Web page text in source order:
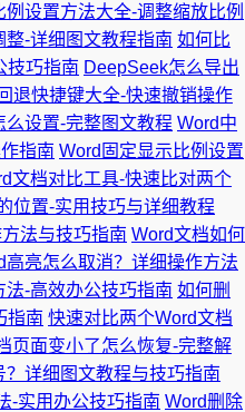
设置方法大全-调整缩放比例
-详细图文教程指南 如何比
技巧指南 DeepSeek怎么导出
退快捷键大全-快速撤销操作
设置-完整图文教程 Word中
指南 Word固定显示比例设置
文档对比工具-快速比对两个
位置-实用技巧与详细教程
法与技巧指南 Word文档如何
高亮怎么取消？详细操作方法
-高效办公技巧指南 如何删
指南 快速对比两个Word文档
页面变小了怎么恢复-完整解
详细图文教程与技巧指南
-实用办公技巧指南 Word删除